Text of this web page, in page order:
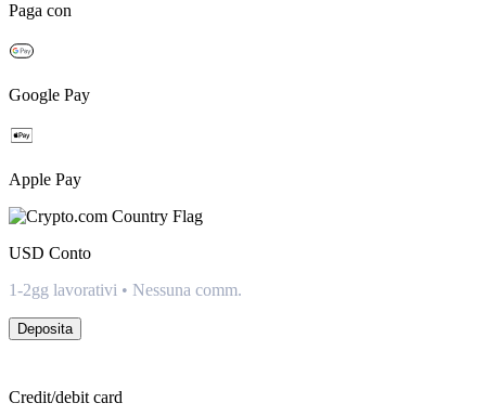
Paga con
Google Pay
Apple Pay
USD Conto
1-2gg lavorativi • Nessuna comm.
Deposita
Credit/debit card